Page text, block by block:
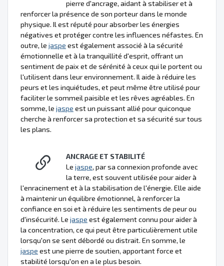
pierre d'ancrage, aidant à stabiliser et à
renforcer la présence de son porteur dans le monde
physique. Il est réputé pour absorber les énergies
négatives et protéger contre les influences néfastes. En
outre, le jaspe est également associé à la sécurité
émotionnelle et à la tranquillité d'esprit, offrant un
sentiment de paix et de sérénité à ceux qui le portent ou
l'utilisent dans leur environnement. Il aide à réduire les
peurs et les inquiétudes, et peut même être utilisé pour
faciliter le sommeil paisible et les rêves agréables. En
somme, le jaspe est un puissant allié pour quiconque
cherche à renforcer sa protection et sa sécurité sur tous
les plans.
ANCRAGE ET STABILITÉ
Le jaspe, par sa connexion profonde avec
la terre, est souvent utilisée pour aider à
l'enracinement et à la stabilisation de l'énergie. Elle aide
à maintenir un équilibre émotionnel, à renforcer la
confiance en soi et à réduire les sentiments de peur ou
d'insécurité. Le jaspe est également connu pour aider à
la concentration, ce qui peut être particulièrement utile
lorsqu'on se sent débordé ou distrait. En somme, le
jaspe est une pierre de soutien, apportant force et
stabilité lorsqu'on en a le plus besoin.